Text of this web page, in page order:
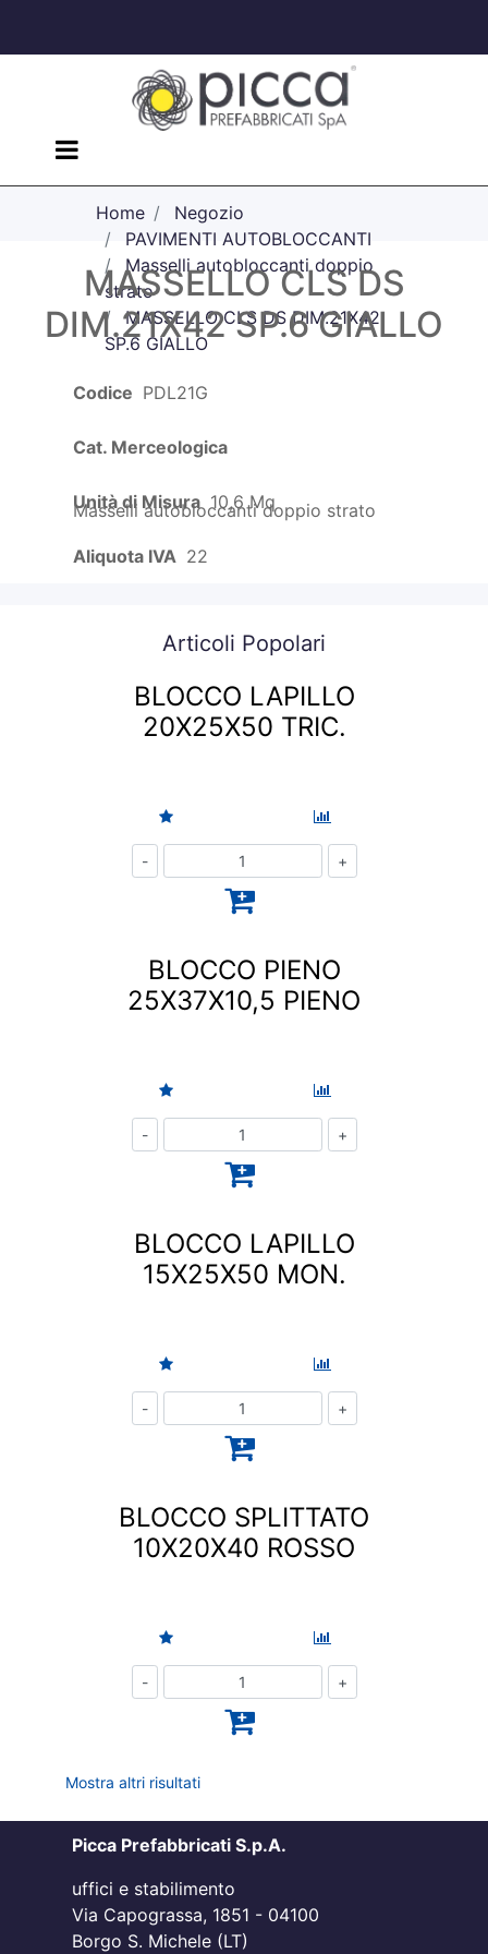
Open menu
Home
Negozio
PAVIMENTI AUTOBLOCCANTI
Masselli autobloccanti doppio
strato
MASSELLO CLS DS DIM.21X42
SP.6 GIALLO
MASSELLO CLS DS
DIM.21X42 SP.6 GIALLO
Codice PDL21G
Cat. Merceologica
Masselli autobloccanti doppio strato
Unità di Misura 10,6 Mq
Aliquota IVA 22
Articoli Popolari
BLOCCO LAPILLO
20X25X50 TRIC.
BLOCCO PIENO
25X37X10,5 PIENO
BLOCCO LAPILLO
15X25X50 MON.
BLOCCO SPLITTATO
10X20X40 ROSSO
Mostra altri risultati
Picca Prefabbricati S.p.A.
uffici e stabilimento
Via Capograssa, 1851 - 04100
Borgo S. Michele (LT)